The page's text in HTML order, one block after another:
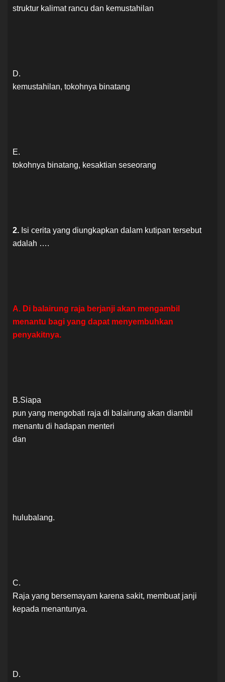
struktur kalimat rancu dan kemustahilan
D.
kemustahilan, tokohnya binatang
E.
tokohnya binatang, kesaktian seseorang
2. Isi cerita yang diungkapkan dalam kutipan tersebut
adalah ….
A. Di balairung raja berjanji akan mengambil
menantu bagi yang dapat menyembuhkan
penyakitnya.
B.Siapa
pun yang mengobati raja di balairung akan diambil
menantu di hadapan menteri
dan
hulubalang.
C.
Raja yang bersemayam karena sakit, membuat janji
kepada menantunya.
D.